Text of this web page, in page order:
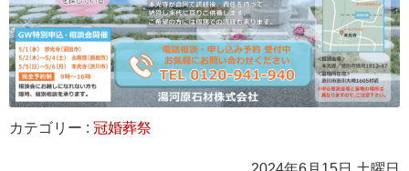
カテゴリー : 冠婚葬祭